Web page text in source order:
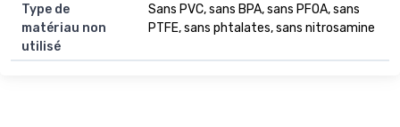
Type de
matériau non
utilisé
Sans PVC, sans BPA, sans PFOA, sans
PTFE, sans phtalates, sans nitrosamine